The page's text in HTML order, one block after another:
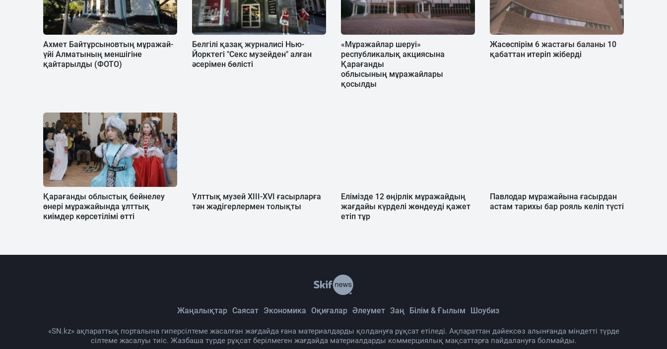
Ахмет Байтұрсыновтың мұражай-
үйі Алматының меншігіне
қайтарылды (ФОТО)
Белгілі қазақ журналисі Нью-
Йорктегі "Секс музейден" алған
әсерімен бөлісті
«Мұражайлар шеруі»
республикалық акциясына
Қарағанды
облысының мұражайлары
қосылды
Жасөспірім 6 жастағы баланы 10
қабаттан итеріп жіберді
Қарағанды облыстық бейнелеу
өнері мұражайында ұлттық
киімдер көрсетілімі өтті
Ұлттық музей XIII-XVI ғасырларға
тән жәдігерлермен толықты
Елімізде 12 өңірлік мұражайдың
жағдайы күрделі жөндеуді қажет
етіп тұр
Павлодар мұражайына ғасырдан
астам тарихы бар рояль келіп түсті
Жаңалықтар Саясат Экономика Оқиғалар Әлеумет Заң Білім & Ғылым Шоубиз
«SN.kz» ақпараттық порталына гиперсілтеме жасалған жағдайда ғана материалдарды қолдануға рұқсат етіледі. Ақпараттан дәйексөз алынғанда міндетті түрде
сілтеме жасалуы тиіс. Жазбаша түрде рұқсат берілмеген жағдайда материалдарды коммерциялық мақсаттарға пайдалануға болмайды.